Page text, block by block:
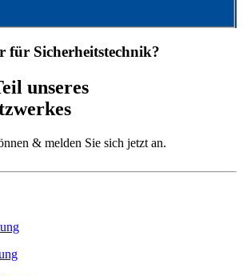
für Sicherheitstechnik?
unseres
& melden Sie sich jetzt an.